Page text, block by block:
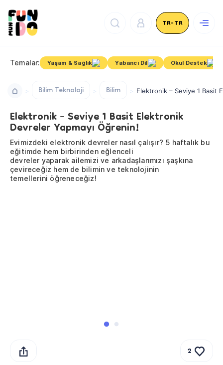
TR-TR
Temalar: Yaşam & Sağlık Yabancı Dil Okul Destek
Bilim Teknoloji Bilim Elektronik – Seviye 1 Basit
Elektronik – Seviye 1 Basit Elektronik
Devreler Yapmayı Öğrenin!
Evimizdeki elektronik devreler nasıl çalışır? 5 haftalık bu
eğitimde hem birbirinden eğlenceli
devreler yaparak ailemizi ve arkadaşlarımızı şaşkına
çevireceğiz hem de bilimin ve teknolojinin
temellerini öğreneceğiz!
2